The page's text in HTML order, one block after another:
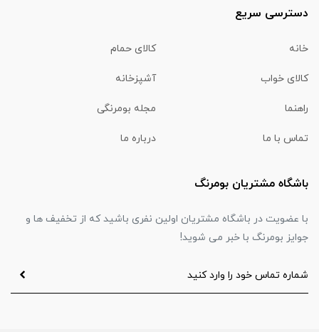
دسترسی سریع
خانه کالای حمام
کالای خواب آشپزخانه
راهنما مجله بومرنگی
تماس با ما درباره ما
باشگاه مشتریان بومرنگ
با عضویت در باشگاه مشتریان اولین نفری باشید که از تخفیف ها و
جوایز بومرنگ با خبر می شوید!